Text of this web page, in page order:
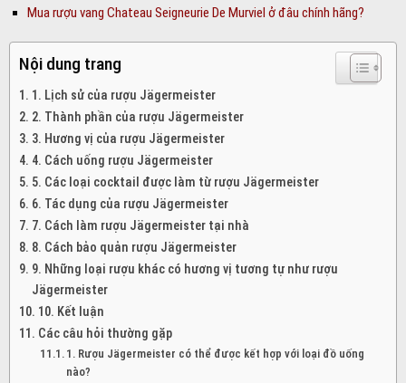
Mua rượu vang Chateau Seigneurie De Murviel ở đâu chính hãng?
Nội dung trang
1. Lịch sử của rượu Jägermeister
2. Thành phần của rượu Jägermeister
3. Hương vị của rượu Jägermeister
4. Cách uống rượu Jägermeister
5. Các loại cocktail được làm từ rượu Jägermeister
6. Tác dụng của rượu Jägermeister
7. Cách làm rượu Jägermeister tại nhà
8. Cách bảo quản rượu Jägermeister
9. Những loại rượu khác có hương vị tương tự như rượu
Jägermeister
10. Kết luận
Các câu hỏi thường gặp
1. Rượu Jägermeister có thể được kết hợp với loại đồ uống
nào?